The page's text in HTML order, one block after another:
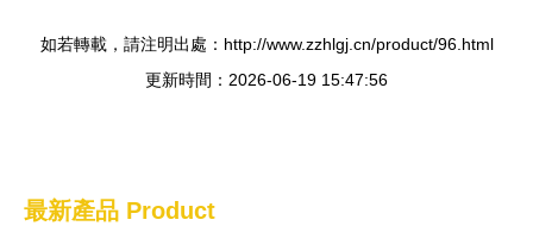
如若轉載，請注明出處：http://www.zzhlgj.cn/product/96.html
更新時間：2026-06-19 15:47:56
最新產品 Product